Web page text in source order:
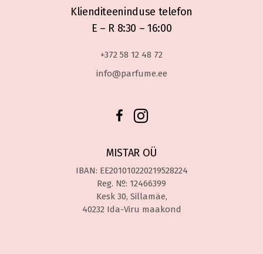
Klienditeeninduse telefon
E – R 8:30 – 16:00
+372 58 12 48 72
info@parfume.ee
MISTAR OÜ
IBAN: EE201010220219528224
Reg. №: 12466399
Kesk 30, Sillamäe,
40232 Ida-Viru maakond